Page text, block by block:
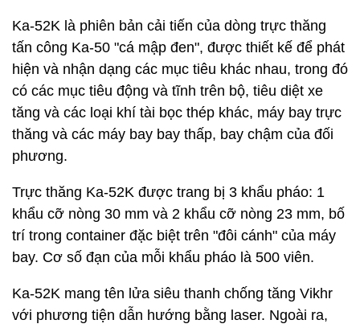
Ka-52K là phiên bản cải tiến của dòng trực thăng
tấn công Ka-50 "cá mập đen", được thiết kế để phát
hiện và nhận dạng các mục tiêu khác nhau, trong đó
có các mục tiêu động và tĩnh trên bộ, tiêu diệt xe
tăng và các loại khí tài bọc thép khác, máy bay trực
thăng và các máy bay bay thấp, bay chậm của đối
phương.
Trực thăng Ka-52K được trang bị 3 khẩu pháo: 1
khẩu cỡ nòng 30 mm và 2 khẩu cỡ nòng 23 mm, bố
trí trong container đặc biệt trên "đôi cánh" của máy
bay. Cơ số đạn của mỗi khẩu pháo là 500 viên.
Ka-52K mang tên lửa siêu thanh chống tăng Vikhr
với phương tiện dẫn hướng bằng laser. Ngoài ra,